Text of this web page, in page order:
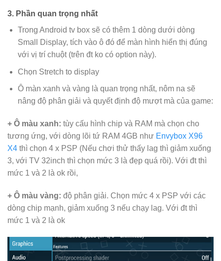
3. Phần quan trọng nhất
Trong Android tv box sẽ có thêm 1 dòng dưới dòng
Small Display, tích vào ô đó để màn hình hiển thị đúng
với vị trí chuột (trên đt ko có option này).
Chọn Stretch to display
Ô màn xanh và vàng là quan trọng nhất, nôm na sẽ
nâng độ phân giải và quyết định độ mượt mà của game:
+ Ô màu xanh: tùy cấu hình chip và RAM mà chọn cho
tương ứng, với dòng lõi tứ RAM 4GB như Envybox X96
X4 thì chọn 4 x PSP (Nếu chơi thử thấy lag thì giảm xuống
3, với TV 32inch thì chọn mức 3 là đẹp quá rồi). Với đt thì
mức 1 và 2 là ok rồi,
+ Ô màu vàng: độ phân giải. Chọn mức 4 x PSP với các
dòng chip mạnh, giảm xuống 3 nếu chạy lag. Với đt thì
mức 1 và 2 là ok